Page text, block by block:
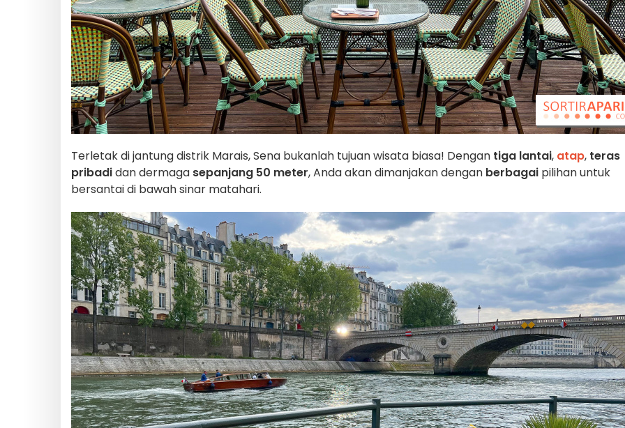
Terletak di jantung distrik Marais, Sena bukanlah tujuan wisata biasa! Dengan tiga lantai, atap, teras
pribadidan dermaga sepanjang 50 meter, Anda akan dimanjakan dengan berbagai pilihan untuk
bersantai di bawah sinar matahari.